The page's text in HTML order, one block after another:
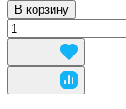
В корзину